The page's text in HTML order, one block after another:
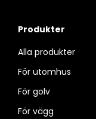
Produkter
Alla produkter
För utomhus
För golv
För vägg